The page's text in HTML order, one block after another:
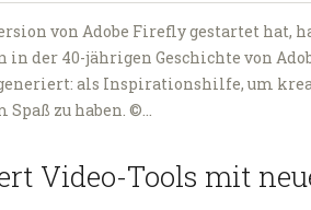
von Adobe Firefly gestartet hat,
der 40-jährigen Geschichte von
als Inspirationshilfe, um
zu haben. ©…
Video-Tools mit